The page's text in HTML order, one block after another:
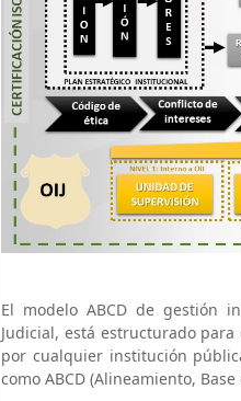
El modelo ABCD de gestión
Judicial, está estructurado
por cualquier institución
como ABCD (Alineamiento,